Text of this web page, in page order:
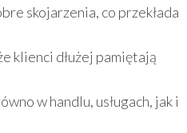
skojarzenia, co przekłada
klienci dłużej pamiętają
w handlu, usługach, jak i